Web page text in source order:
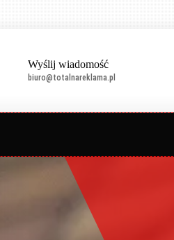
Wyślij wiadomość
biuro@totalnareklama.pl